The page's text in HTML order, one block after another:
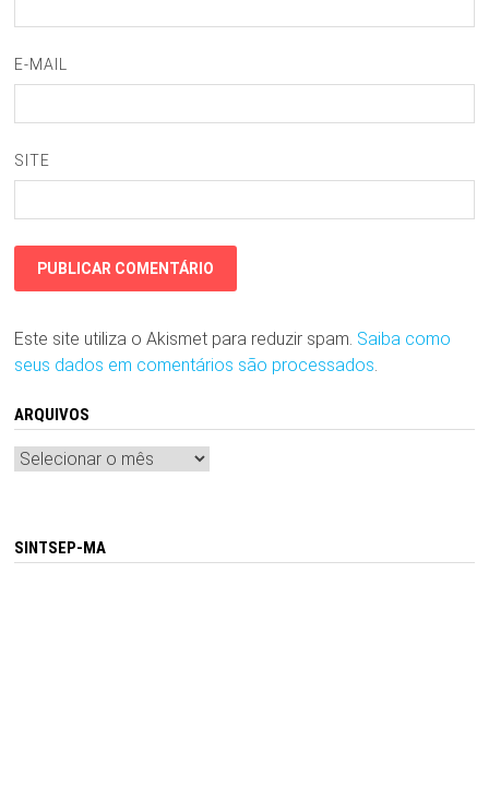
E-MAIL
SITE
Este site utiliza o Akismet para reduzir spam. Saiba como
seus dados em comentários são processados.
ARQUIVOS
Arquivos
SINTSEP-MA